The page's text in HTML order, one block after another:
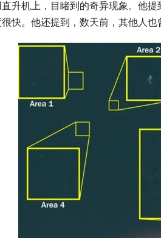
升机上，目睹到的奇异现象。他
快。他还提到，数天前，其他人也